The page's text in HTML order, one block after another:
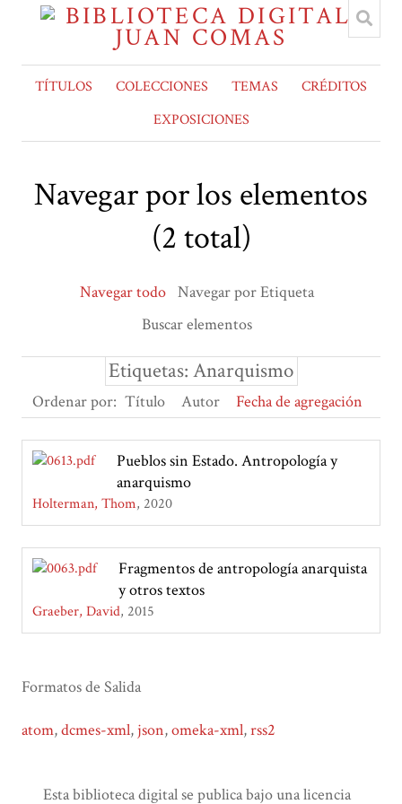
TÍTULOS COLECCIONES TEMAS
CRÉDITOS
EXPOSICIONES
Navegar por los elementos
(2 total)
Navegar todo Navegar por Etiqueta
Buscar elementos
Etiquetas: Anarquismo
Ordenar por: Título Autor Fecha de agregación
Pueblos sin Estado. Antropología y
anarquismo
Holterman, Thom 2020
Fragmentos de antropología anarquista
y otros textos
Graeber, David 2015
Formatos de Salida
atom,dcmes-xml, json,omeka-xml,rss2
Esta biblioteca digital se publica bajo una licencia